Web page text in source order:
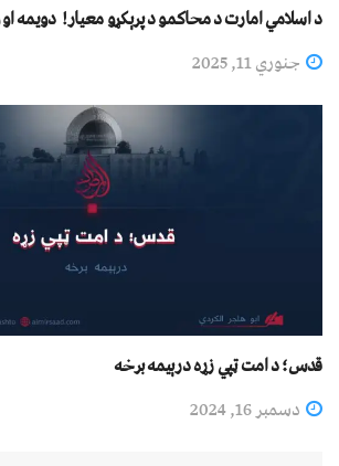
د اسلامي امارت د محاکمو د پرېکړو معیار! دویمه
جنوري 11, 2025
قدس؛ د امت ټپي زړه درېیمه برخه
دسمبر 16, 2024